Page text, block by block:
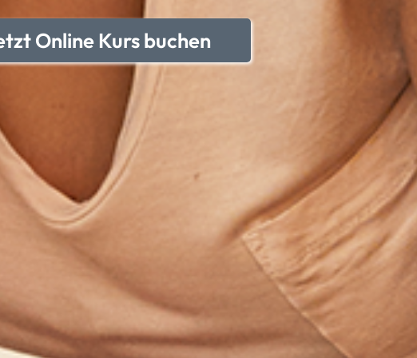
Online Kurs buchen